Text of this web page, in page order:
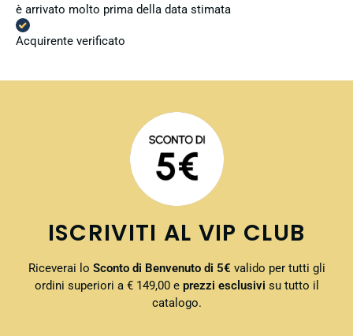
è arrivato molto prima della data stimata
Acquirente verificato
ISCRIVITI AL VIP CLUB
Riceverai lo Sconto di Benvenuto di 5€ valido per tutti gli
ordini superiori a € 149,00 e prezzi esclusivi su tutto il
catalogo.